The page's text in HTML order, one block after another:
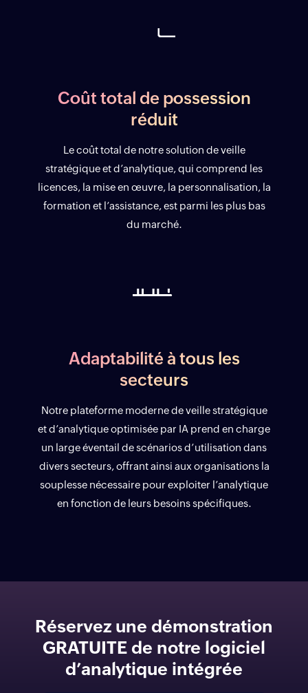
Coût total de possession
réduit
Le coût total de notre solution de veille
stratégique et d’analytique, qui comprend les
licences, la mise en œuvre, la personnalisation, la
formation et l’assistance, est parmi les plus bas
du marché.
Adaptabilité à tous les
secteurs
Notre plateforme moderne de veille stratégique
et d’analytique optimisée par IA prend en charge
un large éventail de scénarios d’utilisation dans
divers secteurs, offrant ainsi aux organisations la
souplesse nécessaire pour exploiter l’analytique
en fonction de leurs besoins spécifiques.
Réservez une démonstration
GRATUITE de notre logiciel
d’analytique intégrée